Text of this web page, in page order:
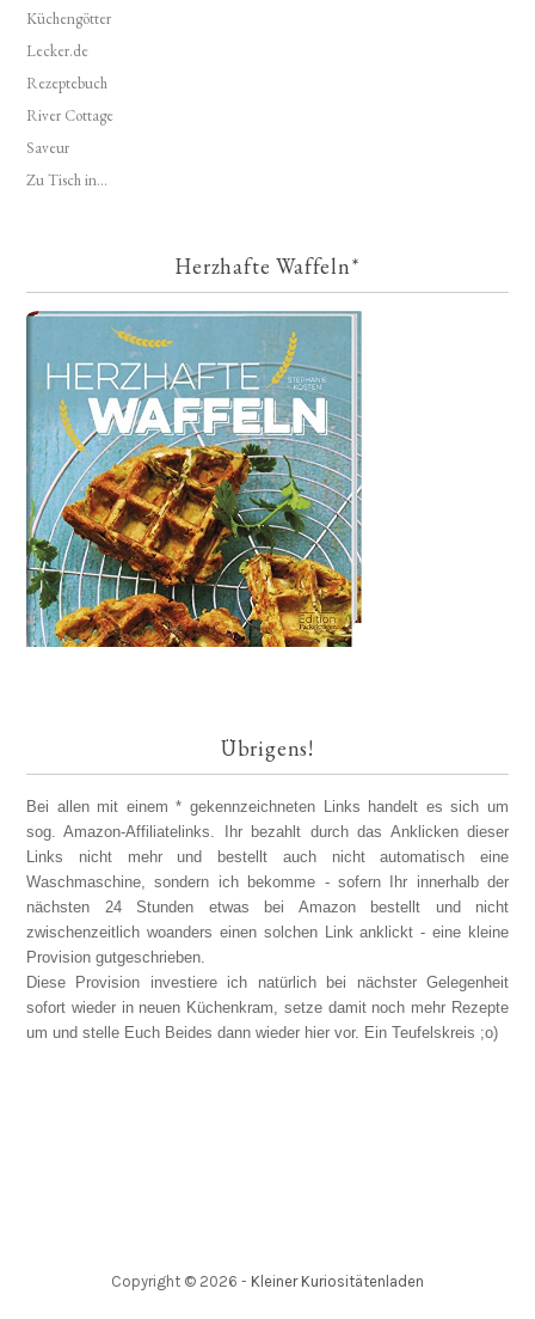
Küchengötter
Lecker.de
Rezeptebuch
River Cottage
Saveur
Zu Tisch in...
Herzhafte Waffeln*
Übrigens!
Bei allen mit einem * gekennzeichneten Links handelt es sich um
sog. Amazon-Affiliatelinks. Ihr bezahlt durch das Anklicken dieser
Links nicht mehr und bestellt auch nicht automatisch eine
Waschmaschine, sondern ich bekomme - sofern Ihr innerhalb der
nächsten 24 Stunden etwas bei Amazon bestellt und nicht
zwischenzeitlich woanders einen solchen Link anklickt - eine kleine
Provision gutgeschrieben.
Diese Provision investiere ich natürlich bei nächster Gelegenheit
sofort wieder in neuen Küchenkram, setze damit noch mehr Rezepte
um und stelle Euch Beides dann wieder hier vor. Ein Teufelskreis ;o)
Copyright © 2026 - Kleiner Kuriositätenladen